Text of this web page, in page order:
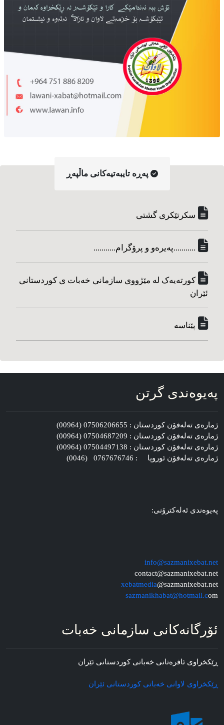
په‌ڕه‌ تایبه‌تیه‌کانی ماڵپه‌ڕ
سکرتێکری گشتی
...........په‌یره‌و و پرۆگرام...........
کورته‌یه‌ک له مێژووی سازمانی خه‌بات ی کوردستانی
ئێران
پێناسه‌
په‌یوه‌ندی گرتن
ژماره‌ی ته‌له‌فۆن کوردستان : 07506206655 (00964)
ژماره‌ی ته‌له‌فۆن کوردستان : 07504687209 (00964)
ژماره‌ی ته‌له‌فۆن کوردستان : 07504497138 (00964)
ژماره‌ی ته‌له‌فۆن ئوروپا : 0767676746 (0046)
په‌یوه‌ندی ئه‌له‌کترۆنی:
info@sazmanixebat.net
contact@sazmanixebat.net
xebatmedia@sazmanixebat.net
sazmanikhabat@hotmail.com
ئۆرگانه‌کانی سازمانی خه‌بات
ڕێکخراوی ئافره‌تانی خه‌باتی کوردستانی ئێران
ڕێکخراوی لاوانی خه‌باتی کوردستانی ئێران